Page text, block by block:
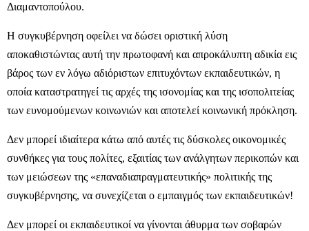
Διαμαντοπούλου.
Η συγκυβέρνηση οφείλει να δώσει οριστική λύση
αποκαθιστώντας αυτή την πρωτοφανή και απροκάλυπτη αδικία εις
βάρος των εν λόγω αδιόριστων επιτυχόντων εκπαιδευτικών, η
οποία καταστρατηγεί τις αρχές της ισονομίας και της ισοπολιτείας
των ευνομούμενων κοινωνιών και αποτελεί κοινωνική πρόκληση.
Δεν μπορεί ιδιαίτερα κάτω από αυτές τις δύσκολες οικονομικές
συνθήκες για τους πολίτες, εξαιτίας των ανάλγητων περικοπών και
των μειώσεων της «επαναδιαπραγματευτικής» πολιτικής της
συγκυβέρνησης, να συνεχίζεται ο εμπαιγμός των εκπαιδευτικών!
Δεν μπορεί οι εκπαιδευτικοί να γίνονται άθυρμα των σοβαρών